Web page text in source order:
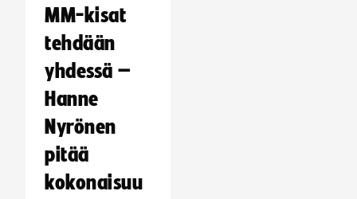
MM-kisat
tehdään
yhdessä –
Hanne
Nyrönen
pitää
kokonaisuu